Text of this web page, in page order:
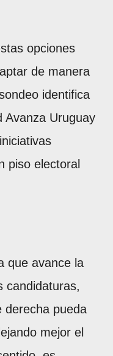
opciones
de manera
identifica
Avanza Uruguay
piso electoral
que avance la
candidaturas,
derecha pueda
mejor el